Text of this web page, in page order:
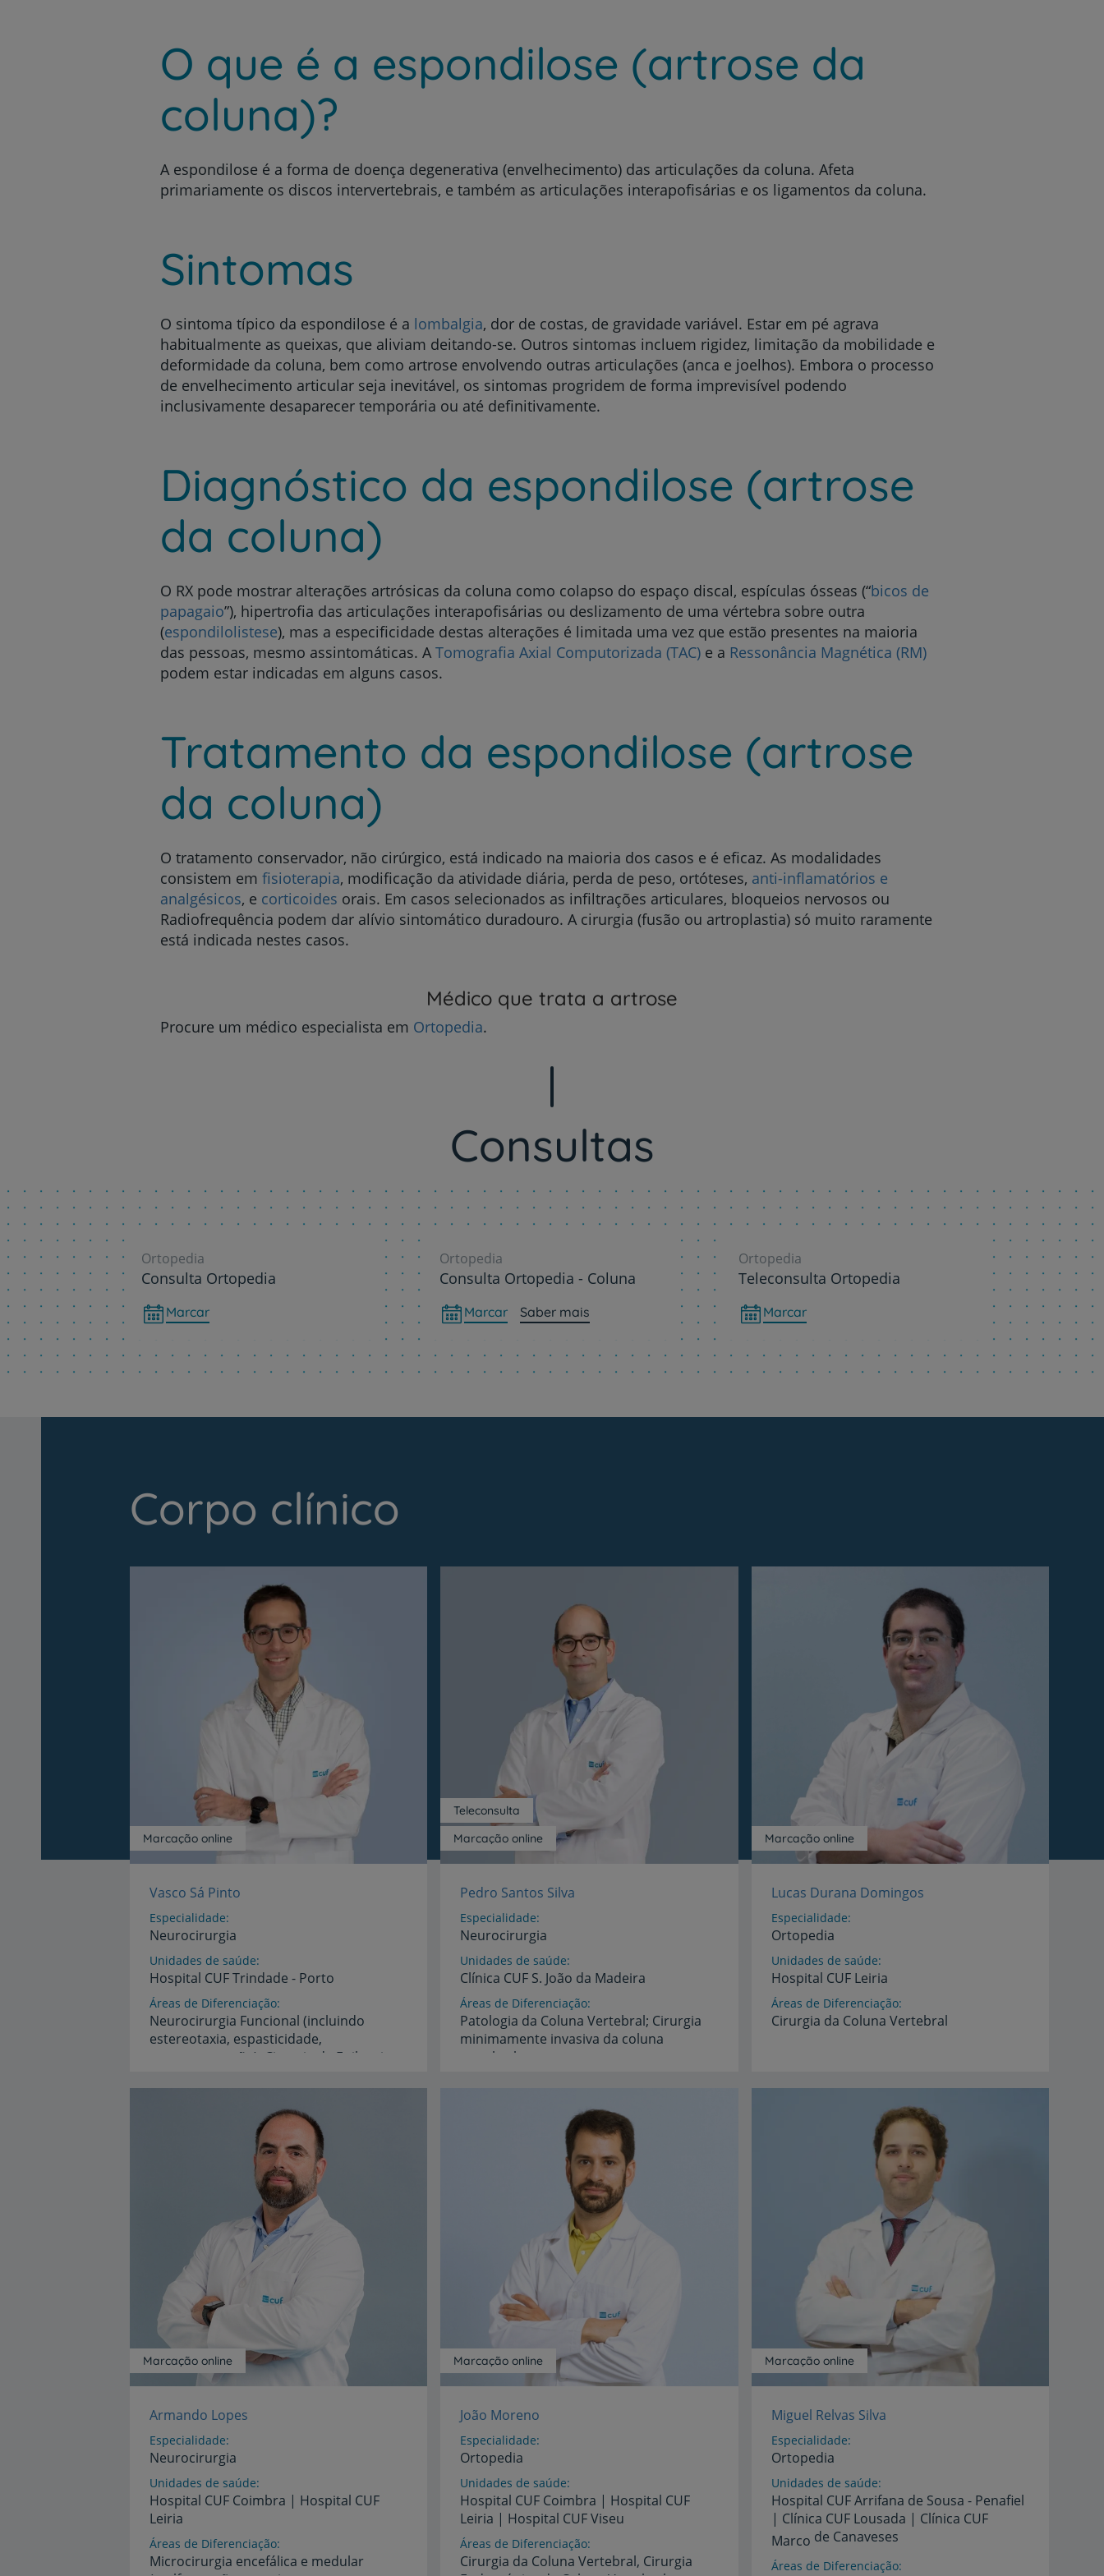
Prevenção e bem-estar
Grandes Áreas da Saúde
Serviços CUF
My CUF
Para profissionais
Contacte-nos
O que é a espondilose (artrose da
coluna)?
A espondilose é a forma de doença degenerativa (envelhecimento) das articulações da coluna. Afeta
primariamente os discos intervertebrais, e também as articulações interapofisárias e os ligamentos da coluna.
Sintomas
O sintoma típico da espondilose é a lombalgia, dor de costas, de gravidade variável. Estar em pé agrava
habitualmente as queixas, que aliviam deitando-se. Outros sintomas incluem rigidez, limitação da mobilidade e
deformidade da coluna, bem como artrose envolvendo outras articulações (anca e joelhos). Embora o processo
de envelhecimento articular seja inevitável, os sintomas progridem de forma imprevisível podendo
inclusivamente desaparecer temporária ou até definitivamente.
Diagnóstico da espondilose (artrose
da coluna)
O RX pode mostrar alterações artrósicas da coluna como colapso do espaço discal, espículas ósseas (“bicos de
papagaio”), hipertrofia das articulações interapofisárias ou deslizamento de uma vértebra sobre outra
(espondilolistese), mas a especificidade destas alterações é limitada uma vez que estão presentes na maioria
das pessoas, mesmo assintomáticas. A Tomografia Axial Computorizada (TAC) e a Ressonância Magnética (RM)
podem estar indicadas em alguns casos.
Tratamento da espondilose (artrose
da coluna)
O tratamento conservador, não cirúrgico, está indicado na maioria dos casos e é eficaz. As modalidades
consistem em fisioterapia, modificação da atividade diária, perda de peso, ortóteses, anti-inflamatórios e
analgésicos, e corticoides orais. Em casos selecionados as infiltrações articulares, bloqueios nervosos ou
Radiofrequência podem dar alívio sintomático duradouro. A cirurgia (fusão ou artroplastia) só muito raramente
está indicada nestes casos.
Médico que trata a artrose
Procure um médico especialista em Ortopedia.
Consultas
Ortopedia
Consulta Ortopedia
Marcar
Ortopedia
Consulta Ortopedia - Coluna
Marcar Saber mais
Ortopedia
Teleconsulta Ortopedia
Marcar
Corpo clínico
Marcação online
Vasco Sá Pinto
Especialidade
Neurocirurgia
Unidades de saúde
Hospital CUFTrindade - Porto
Áreas de Diferenciação
Neurocirurgia Funcional (incluindo
estereotaxia, espasticidade,
Idiomas
Marcação online
Teleconsulta
Pedro Santos Silva
Especialidade
Neurocirurgia
Unidades de saúde
Clínica CUF S. João da Madeira
Áreas de Diferenciação
Patologia da Coluna Vertebral; Cirurgia
minimamente invasiva da coluna
vertebral ;
Português
Marcação online
Lucas Durana Domingos
Especialidade
Ortopedia
Unidades de saúde
Hospital CUF Leiria
Áreas de Diferenciação
Cirurgia da Coluna Vertebral
Marcação online
Armando Lopes
Especialidade
Neurocirurgia
Unidades de saúde
Hospital CUF Coimbra | Hospital CUF
Leiria
Áreas de Diferenciação
Microcirurgia encefálica e medular
Marcação online
João Moreno
Especialidade
Ortopedia
Unidades de saúde
Hospital CUF Coimbra | Hospital CUF
Leiria | Hospital CUFViseu
Áreas de Diferenciação
Cirurgia da Coluna Vertebral, Cirurgia
Marcação online
Miguel Relvas Silva
Especialidade
Ortopedia
Unidades de saúde
Hospital CUF Arrifana de Sousa - Penafiel
| Clínica CUF Lousada | Clínica CUF
Marco de Canaveses
Áreas de Diferenciação